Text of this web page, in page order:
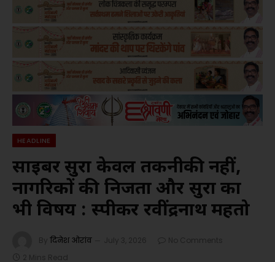
HEADLINE
साइबर सुरक्षा केवल तकनीकी नहीं,
नागरिकों की निजता और सुरक्षा का
भी विषय : स्पीकर रवींद्रनाथ महतो
By दिनेश ओरांव July 3, 2026
No Comments
2 Mins Read